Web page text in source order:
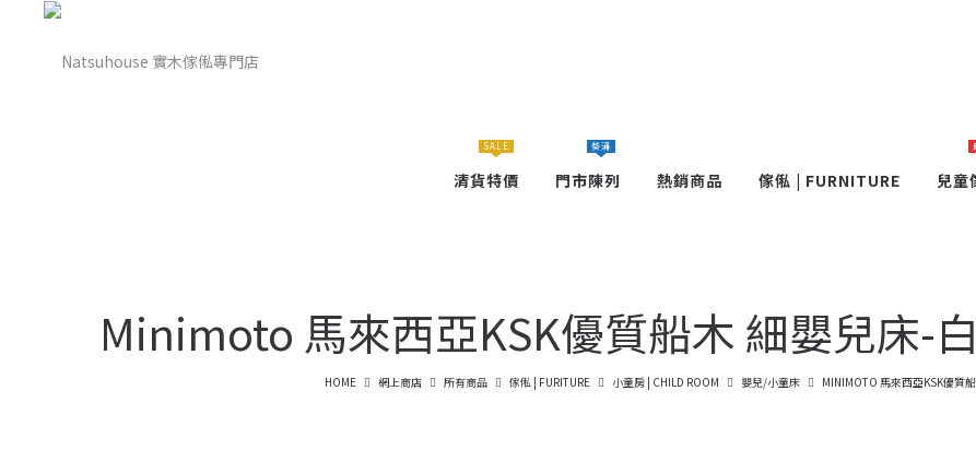
Natsuhouse
Natsuhouse
清貨特價
SALE
門市陳列
葵涌
熱銷商品 傢俬 | FURNITURE 兒童
Minimoto 馬來西亞KSK優質船木 細嬰兒床-
HOME 網上商店 所有商品 傢俬 | FURITURE 小童房 | CHILD ROOM 嬰兒/小童床 MINIMOTO 馬來西亞KSK優質